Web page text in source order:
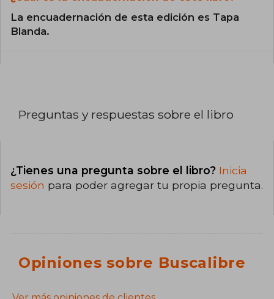
La encuadernación de esta edición es Tapa
Blanda.
Preguntas y respuestas sobre el libro
¿Tienes una pregunta sobre el libro? Inicia
sesión para poder agregar tu propia pregunta.
Opiniones sobre Buscalibre